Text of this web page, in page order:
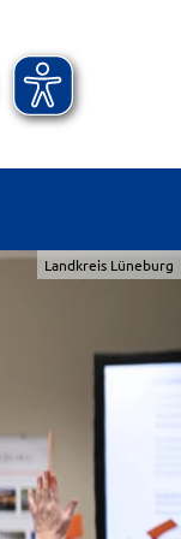
Landkreis Lüneburg